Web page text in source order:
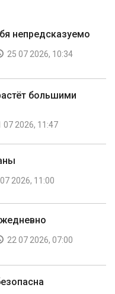
непредсказуемо
25 07 2026, 10:34
большими
07 2026, 11:47
2026, 11:00
22 07 2026, 07:00